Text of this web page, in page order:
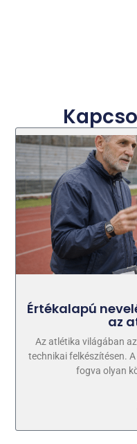
Értékalapú
az
Az atlétika világában
technikai felkészítésen.
fogva olyan